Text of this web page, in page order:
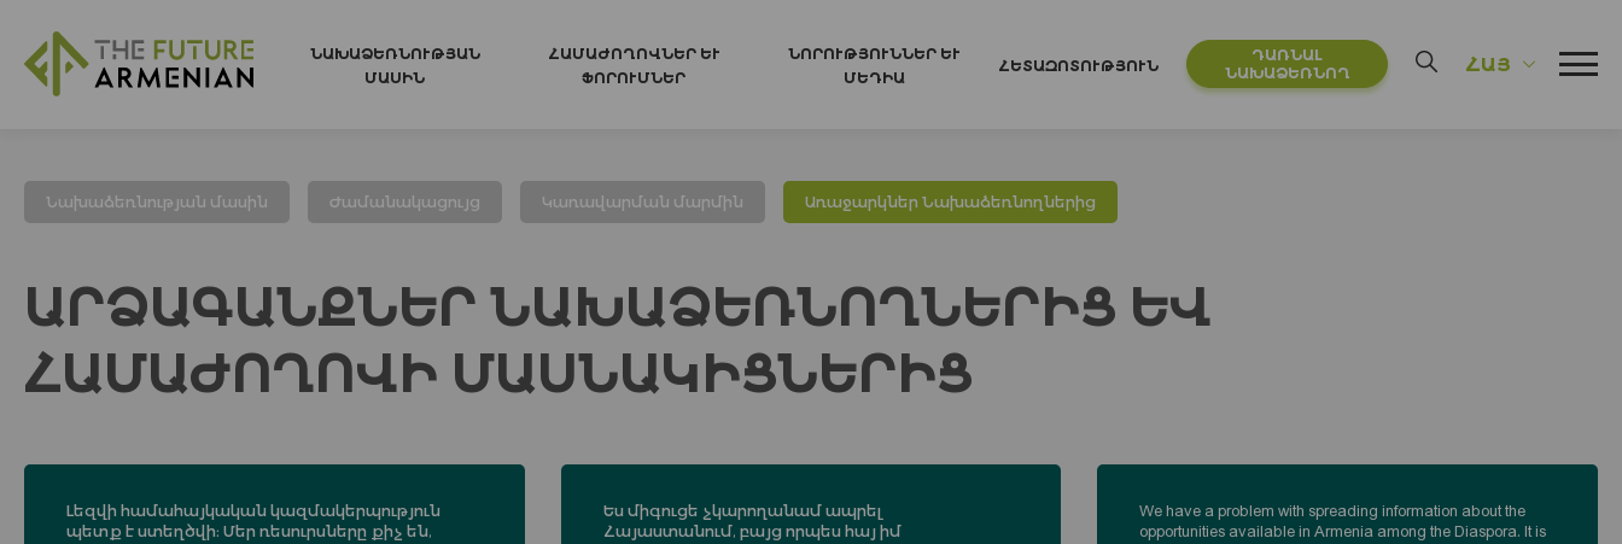
ՆԱԽԱՁԵՌՆՈՒԹՅԱՆ
ՄԱՍԻՆ
ՀԱՄԱԺՈՂՈՎՆԵՐ ԵՒ Ֆ
ՈՐՈՒՄՆԵՐ
ՆՈՐՈՒԹՅՈՒՆՆԵՐ ԵՒ Մ
ԵԴԻԱ
ՀԵՏԱԶՈՏՈՒԹՅՈՒՆ
ԴԱՌՆԱԼ
ՆԱԽԱՁԵՌՆՈՂ
ՀԱՅ
Նախաձեռնության մասին Ժամանակացույց Կառավարման մարմին Առաջարկներ Նախաձեռնողներից
ԱՐՁԱԳԱՆՔՆԵՐ ՆԱԽԱՁԵՌՆՈՂՆԵՐԻՑ ԵՎ
ՀԱՄԱԺՈՂՈՎԻ ՄԱՍՆԱԿԻՑՆԵՐԻՑ
Լեզվի համահայկական կազմակերպություն
պետք է ստեղծվի։ Մեր ռեսուրսները քիչ են,
Ես միգուցե չկարողանամ ապրել
Հայաստանում, բայց որպես հայ իմ
We have a problem with spreading information about the
opportunities available in Armenia among the Diaspora. It is